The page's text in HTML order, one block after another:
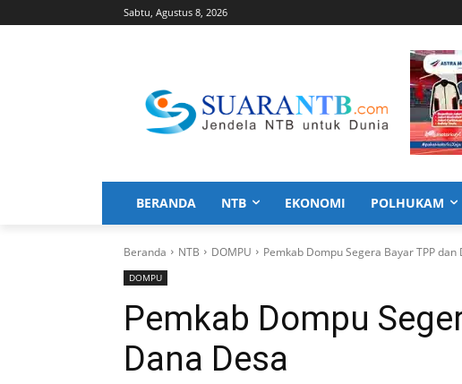
Sabtu, Agustus 8, 2026
BERANDA NTB EKONOMI POLHUKAM
Beranda NTB DOMPU Pemkab Dompu Segera Bayar TPP dan
DOMPU
Pemkab Dompu
Dana Desa